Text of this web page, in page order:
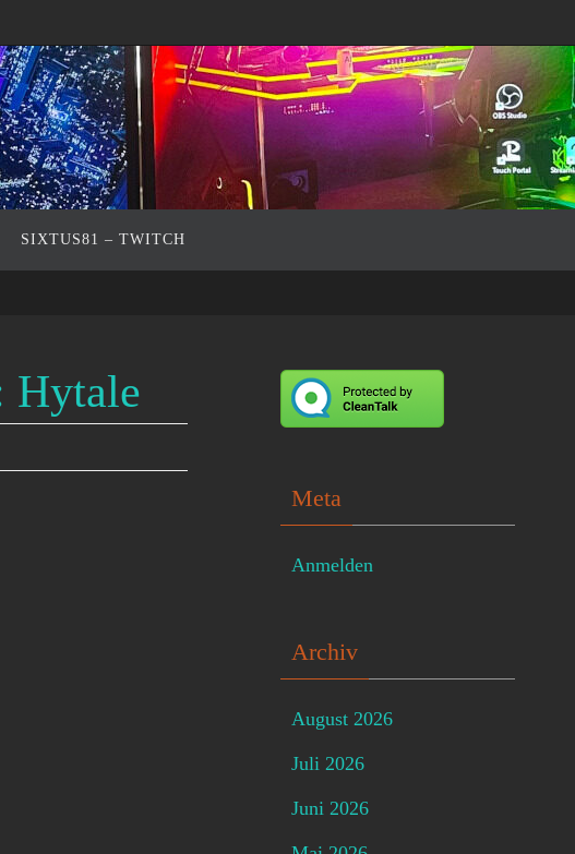
SIXTUS81 – TWITCH
Hytale
Meta
Anmelden
Archiv
August 2026
Juli 2026
Juni 2026